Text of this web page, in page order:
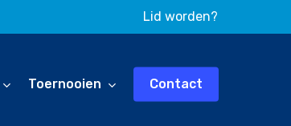
Lid worden?
Toernooien Contact